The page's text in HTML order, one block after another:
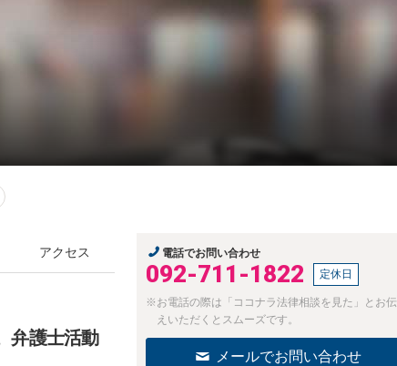
アクセス
弁護士活動
電話でお問い合わせ
092-711-1822 定休日
※お電話の際は「ココナラ法律相談を見た」とお伝
えいただくとスムーズです。
メールでお問い合わせ